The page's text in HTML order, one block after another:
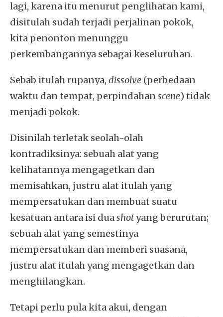
lagi, karena itu menurut penglihatan kami,
disitulah sudah terjadi perjalinan pokok,
kita penonton menunggu
perkembangannya sebagai keseluruhan.
Sebab itulah rupanya, dissolve (perbedaan
waktu dan tempat, perpindahanscene) tidak
menjadi pokok.
Disinilah terletak seolah-olah
kontradiksinya: sebuah alat yang
kelihatannya mengagetkan dan
memisahkan, justru alat itulah yang
mempersatukan dan membuat suatu
kesatuan antara isi duashotyang berurutan;
sebuah alat yang semestinya
mempersatukan dan memberi suasana,
justru alat itulah yang mengagetkan dan
menghilangkan.
Tetapi perlu pula kita akui, dengan